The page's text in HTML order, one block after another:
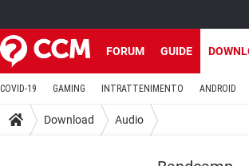
FORUM GUIDE
COVID-19 GAMING INTRATTENIMENTO ANDROID
Download Audio